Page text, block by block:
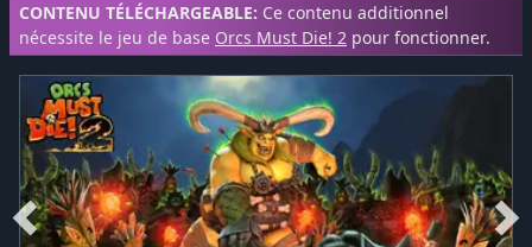
CONTENU TÉLÉCHARGEABLE: Ce contenu additionnel
nécessite le jeu de base Orcs Must Die! 2 pour fonctionner.